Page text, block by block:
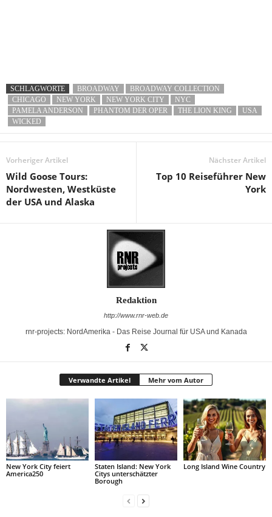
SCHLAGWORTE BROADWAY
BROADWAY COLLECTION
CHICAGO
NEW YORK NEW YORK CITY
NYC
PAMELA ANDERSON
PHANTOM DER OPER THE LION KING
USA
WICKED
Vorheriger Artikel
Wild Goose Tours:
Nordwesten, Westküste
der USA und Alaska
Nächster Artikel
Top 10 Reiseführer New
York
Redaktion
http://www.rnr-web.de
rnr-projects: NordAmerika - Das Reise Journal für USA und Kanada
Verwandte Artikel Mehr vom Autor
New York City feiert
America250
Staten Island: New York
Citys unterschätzter
Borough
Long Island Wine Country